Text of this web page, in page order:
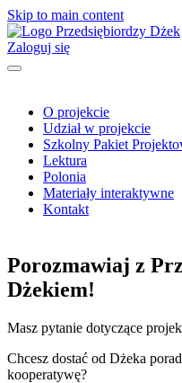
Skip to main content
Zaloguj się
O projekcie
Udział w projekcie
Szkolny Pakiet
Lektura
Polonia
Materiały interaktywne
Kontakt
Porozmawiaj z
Dżekiem!
Masz pytanie dotyczące
Chcesz dostać od Dżeka
kooperatywę?